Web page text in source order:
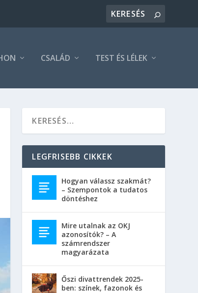
CSALÁD TEST ÉS LÉLEK
LEGFRISEBB CIKKEK
Hogyan válassz szakmát?
– Szempontok a tudatos
döntéshez
Mire utalnak az OKJ
azonosítók? – A
számrendszer
magyarázata
Őszi divattrendek 2025-
ben: színek, fazonok és